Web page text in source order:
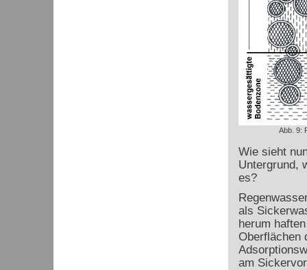
Abb. 9:
Wie sieht
Untergrund,
es?
als
herum
Oberflächen
am